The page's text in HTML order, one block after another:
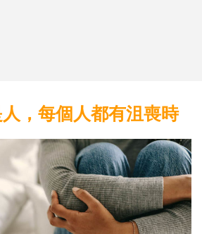
，每個人都有沮喪時